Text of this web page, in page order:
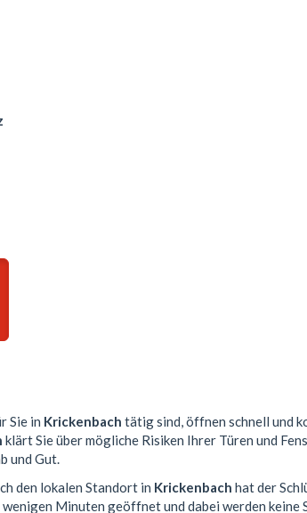
Sie in Krickenbach tätig sind, öffnen schnell und
klärt Sie über mögliche Risiken Ihrer Türen und
und Gut.
den lokalen Standort in Krickenbach hat der
Minuten geöffnet und dabei werden keine